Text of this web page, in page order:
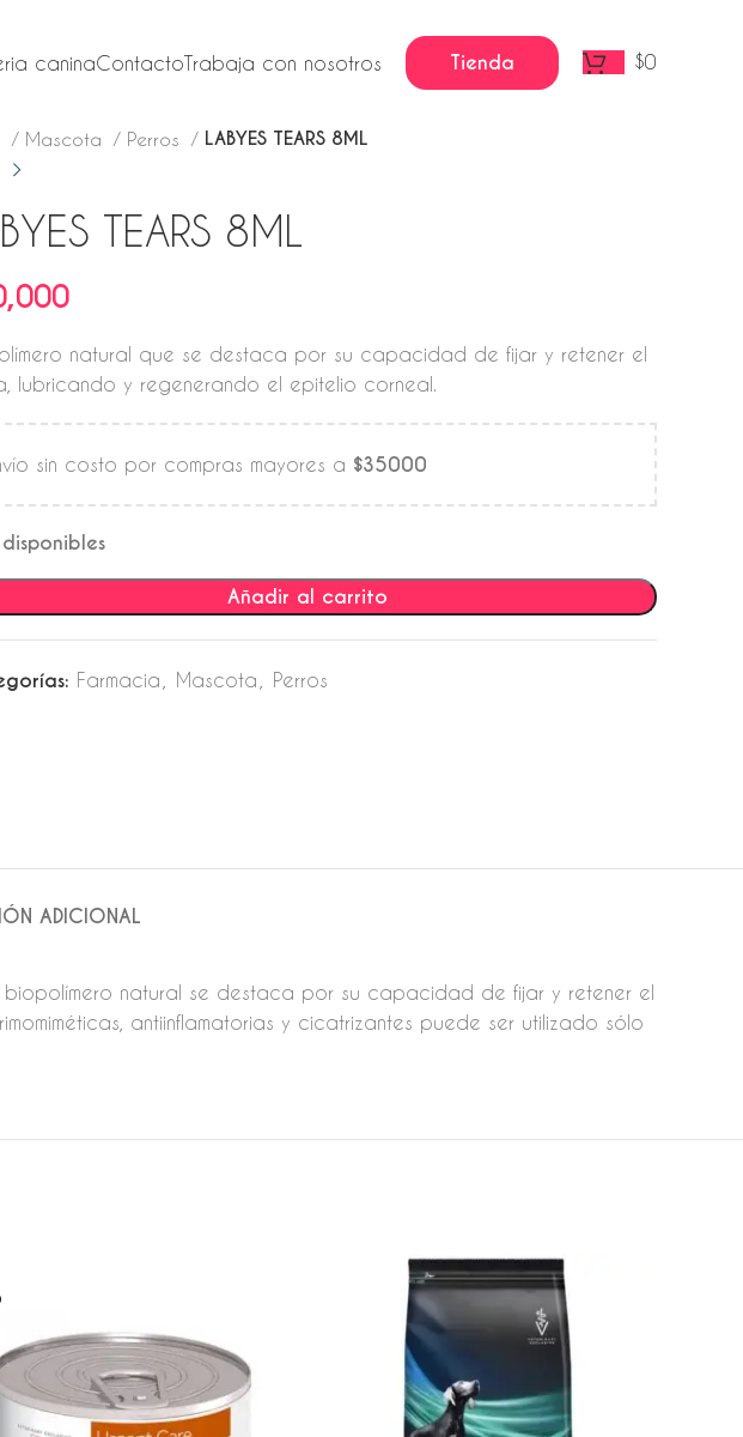
caninaContactoTrabaja con nosotros Tienda $0
Mascota Perros LABYES TEARS 8ML
TEARS 8ML
natural que se destaca por su capacidad de fijar y retener el
lubricando y regenerando el epitelio corneal.
sin costo por compras mayores a $35000
Añadir al carrito
Farmacia Mascota Perros
ADICIONAL
biopolímero natural se destaca por su capacidad de fijar y retener el
antiinflamatorias y cicatrizantes puede ser utilizado sólo